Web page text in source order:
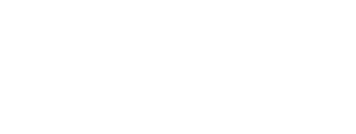
です。
ありません。
ず変更すること